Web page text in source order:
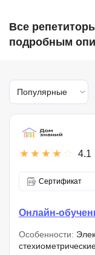
Все
подробным
Популярные
4.1
Сертификат
Онлайн-
Особенности: